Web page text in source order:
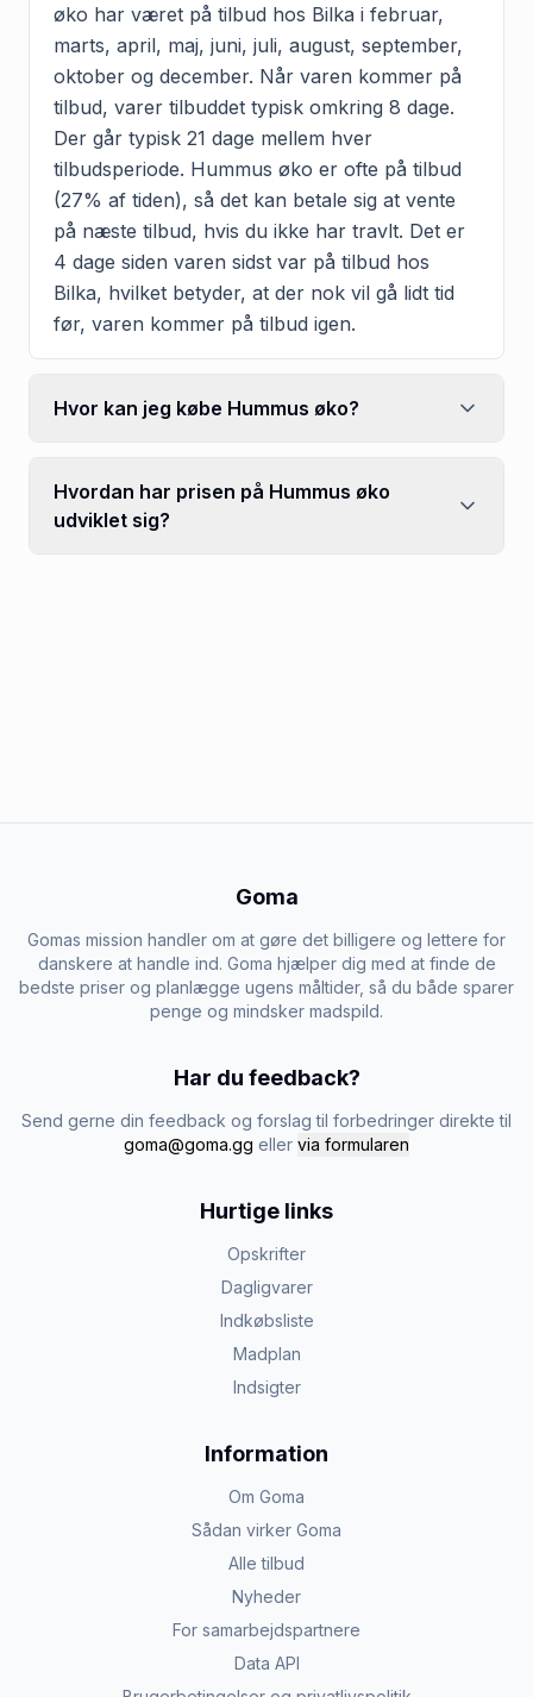
øko har været på tilbud hos Bilka i februar,
marts, april, maj, juni, juli, august, september,
oktober og december. Når varen kommer på
tilbud, varer tilbuddet typisk omkring 8 dage.
Der går typisk 21 dage mellem hver
tilbudsperiode. Hummus øko er ofte på tilbud
(27% af tiden), så det kan betale sig at vente
på næste tilbud, hvis du ikke har travlt. Det er
4 dage siden varen sidst var på tilbud hos
Bilka, hvilket betyder, at der nok vil gå lidt tid
før, varen kommer på tilbud igen.
Hvor kan jeg købe Hummus øko?
Hvordan har prisen på Hummus øko
udviklet sig?
Goma
Gomas mission handler om at gøre det billigere og lettere for
danskere at handle ind. Goma hjælper dig med at finde de
bedste priser og planlægge ugens måltider, så du både sparer
penge og mindsker madspild.
Har du feedback?
Send gerne din feedback og forslag til forbedringer direkte til
goma@goma.gg eller via formularen
Hurtige links
Opskrifter
Dagligvarer
Indkøbsliste
Madplan
Indsigter
Information
Om Goma
Sådan virker Goma
Alle tilbud
Nyheder
For samarbejdspartnere
Data API